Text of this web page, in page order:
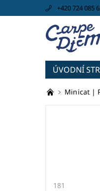
+420 724 085
ÚVODNÍ
Minicat |
181